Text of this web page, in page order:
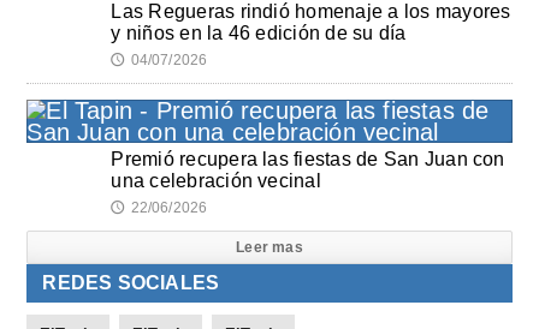
Las Regueras rindió homenaje a los mayores
y niños en la 46 edición de su día
🕔 04/07/2026
Premió recupera las fiestas de San Juan con
una celebración vecinal
🕔 22/06/2026
Leer mas
REDES SOCIALES